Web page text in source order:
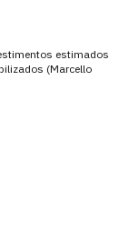
estimados
(Marcello